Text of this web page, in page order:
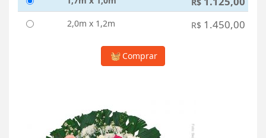
2,0m x 1,2m R$ 1.450,00
Comprar